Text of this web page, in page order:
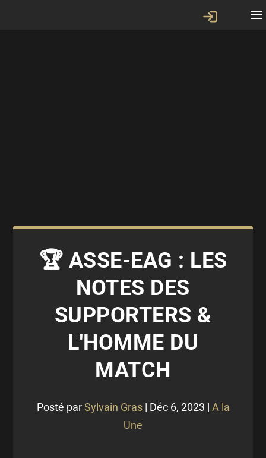
🏆 ASSE-EAG : LES
NOTES DES
SUPPORTERS &
L'HOMME DU
MATCH
Posté parSylvain Gras| Déc 6, 2023 | A la
Une